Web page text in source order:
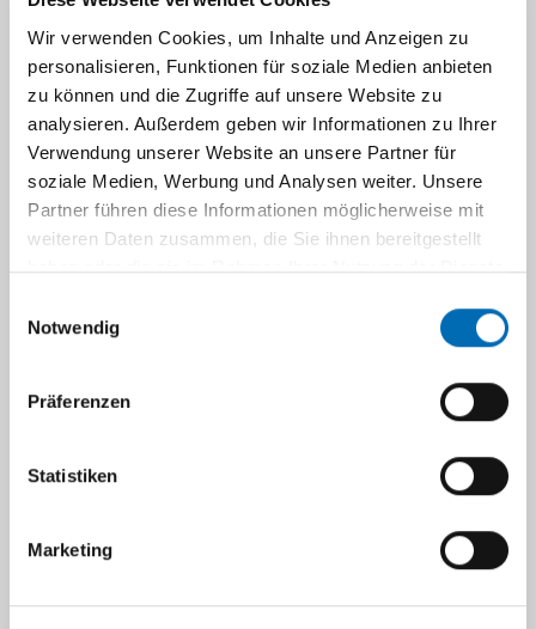
Wir verwenden Cookies, um Inhalte und Anzeigen zu
personalisieren, Funktionen für soziale Medien anbieten
zu können und die Zugriffe auf unsere Website zu
analysieren. Außerdem geben wir Informationen zu Ihrer
Verwendung unserer Website an unsere Partner für
soziale Medien, Werbung und Analysen weiter. Unsere
Partner führen diese Informationen möglicherweise mit
weiteren Daten zusammen, die Sie ihnen bereitgestellt
haben oder die sie im Rahmen Ihrer Nutzung der Dienste
Notwendig
Präferenzen
Statistiken
Marketing
Mutter-Kindzentrum / Kreißsaal
UniKiD-Kinderwunsch
UniCareD-Fertilitätsprotektion
Navigation
Anfahrt
Ihr Weg zu uns